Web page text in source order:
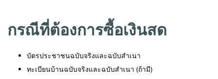
กรณีที่ต้องการซื้อเงินสด
บัตรประชาชนฉบับจริงและฉบับสำเนา
ทะเบียนบ้านฉบับจริงและฉบับสำเนา (ถ้ามี)